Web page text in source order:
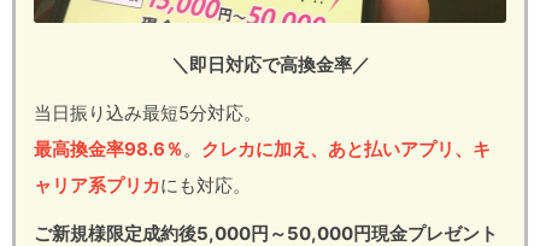
＼即日対応で高換金率／
当日振り込み最短5分対応。
最高換金率98.6％。 クレカに加え、あと払いアプリ、キ
ャリア系プリカにも対応。
ご新規様限定成約後5,000円～50,000円現金プレゼント